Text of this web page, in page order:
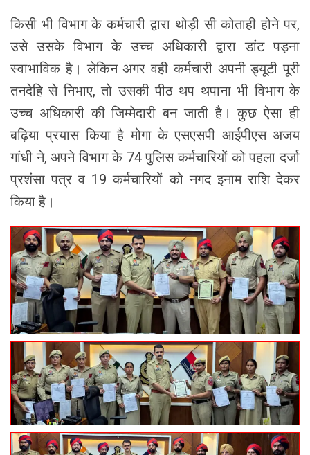
किसी भी विभाग के कर्मचारी द्वारा थोड़ी सी कोताही होने पर,
उसे उसके विभाग के उच्च अधिकारी द्वारा डांट पड़ना
स्वाभाविक है। लेकिन अगर वही कर्मचारी अपनी ड्यूटी पूरी
तनदेहि से निभाए, तो उसकी पीठ थप थपाना भी विभाग के
उच्च अधिकारी की जिम्मेदारी बन जाती है। कुछ ऐसा ही
बढ़िया प्रयास किया है मोगा के एसएसपी आईपीएस अजय
गांधी ने, अपने विभाग के 74 पुलिस कर्मचारियों को पहला दर्जा
प्रशंसा पत्र व 19 कर्मचारियों को नगद इनाम राशि देकर
किया है।